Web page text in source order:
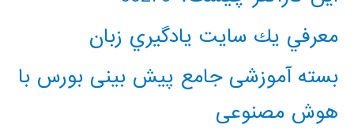
معرفي يك سايت يادگيري زبان
بسته آموزشی جامع پیش بینی بورس با
هوش مصنوعی